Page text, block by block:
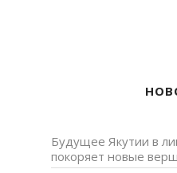
Будущее Якутии в
покоряет новые